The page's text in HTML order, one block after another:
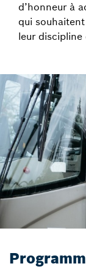
d’honneur à
qui
leur discipline